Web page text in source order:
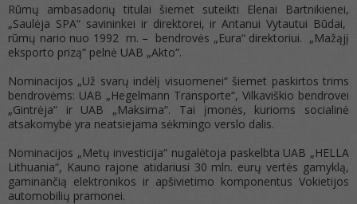
Rūmų ambasadorių titulai šiemet suteikti Elenai Bartnikienei,
„Saulėja SPA“ savininkei ir direktorei, ir Antanui Vytautui Būdai,
rūmų nario nuo 1992 m. – bendrovės „Eura“ direktoriui. „Mažąjį
eksporto prizą“ pelnė UAB „Akto“.
Nominacijos „Už svarų indėlį visuomenei“ šiemet paskirtos trims
bendrovėms: UAB „Hegelmann Transporte“, Vilkaviškio bendrovei
„Gintrėja“ ir UAB „Maksima“. Tai įmonės, kurioms socialinė
atsakomybė yra neatsiejama sėkmingo verslo dalis.
Nominacijos „Metų investicija“ nugalėtoja paskelbta UAB „HELLA
Lithuania“, Kauno rajone atidariusi 30 mln. eurų vertės gamyklą,
gaminančią elektronikos ir apšivietimo komponentus Vokietijos
automobilių pramonei.